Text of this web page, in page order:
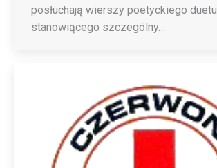
posłuchają wierszy poetyckiego duetu
stanowiącego szczególny…